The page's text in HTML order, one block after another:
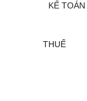
KẾ TOÁN
THUẾ